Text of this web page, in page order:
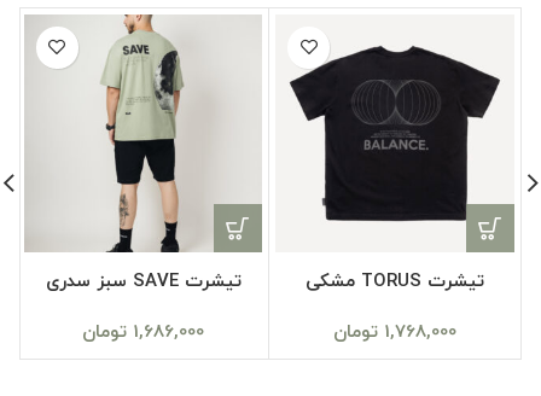
تیشرت TORUS مشکی
1,768,000 تومان
تیشرت SAVE سبز سدری
1,686,000 تومان